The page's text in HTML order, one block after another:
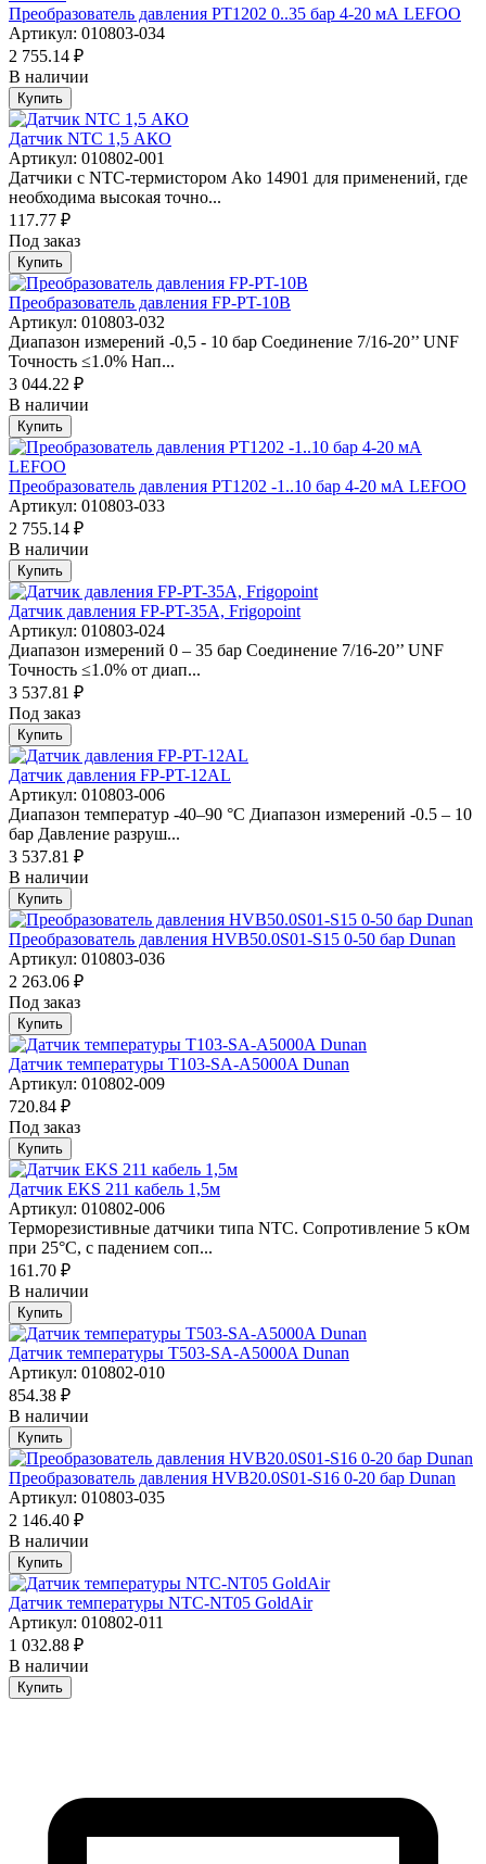
Преобразователь давления PT1202 0..35 бар 4-20 мА LEFOO
Артикул: 010803-034
2 755.14 ₽
В наличии
Купить
Датчик NTC 1,5 АКО
Артикул: 010802-001
Датчики с NTC-термистором Ako 14901 для применений, где
необходима высокая точно...
117.77 ₽
Под заказ
Купить
Преобразователь давления FP-PT-10B
Артикул: 010803-032
Диапазон измерений -0,5 - 10 бар Соединение 7/16-20’’ UNF
Точность ≤1.0% Нап...
3 044.22 ₽
В наличии
Купить
Преобразователь давления PT1202 -1..10 бар 4-20 мА LEFOO
Артикул: 010803-033
2 755.14 ₽
В наличии
Купить
Датчик давления FP-PT-35A, Frigopoint
Артикул: 010803-024
Диапазон измерений 0 – 35 бар Соединение 7/16-20’’ UNF
Точность ≤1.0% от диап...
3 537.81 ₽
Под заказ
Купить
Датчик давления FP-PT-12AL
Артикул: 010803-006
Диапазон температур -40–90 °С Диапазон измерений -0.5 – 10
бар Давление разруш...
3 537.81 ₽
В наличии
Купить
Преобразователь давления HVB50.0S01-S15 0-50 бар Dunan
Артикул: 010803-036
2 263.06 ₽
Под заказ
Купить
Датчик температуры T103-SA-A5000A Dunan
Артикул: 010802-009
720.84 ₽
Под заказ
Купить
Датчик EKS 211 кабель 1,5м
Артикул: 010802-006
Терморезистивные датчики типа NTC. Сопротивление 5 кОм
при 25°С, с падением соп...
161.70 ₽
В наличии
Купить
Датчик температуры T503-SA-A5000A Dunan
Артикул: 010802-010
854.38 ₽
В наличии
Купить
Преобразователь давления HVB20.0S01-S16 0-20 бар Dunan
Артикул: 010803-035
2 146.40 ₽
В наличии
Купить
Датчик температуры NTC-NT05 GoldAir
Артикул: 010802-011
1 032.88 ₽
В наличии
Купить